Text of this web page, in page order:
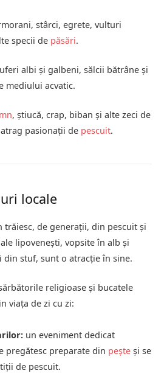
stârci, egrete, vulturi
specii de păsări.
albi și galbeni, sălcii bătrâne și
mediului acvatic.
, știucă, crap, biban și alte zeci de
pasionații de pescuit.
locale
trăiesc, de generații, din pescuit și
lipovenești, vopsite în alb și
din stuf, sunt o atracție în sine.
religioase și bucatele
viața de zi cu zi:
un eveniment dedicat
pregătesc preparate din pește și se
de pescuit.